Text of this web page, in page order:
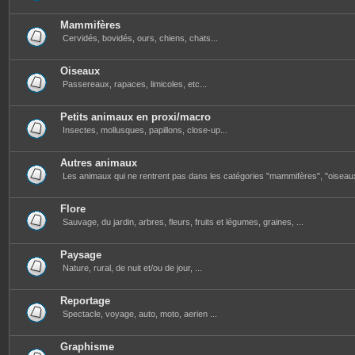
Mammifères
Cervidés, bovidés, ours, chiens, chats...
Oiseaux
Passereaux, rapaces, limicoles, etc...
Petits animaux en proxi/macro
Insectes, mollusques, papillons, close-up...
Autres animaux
Les animaux qui ne rentrent pas dans les catégories "mammifères",
Flore
Sauvage, du jardin, arbres, fleurs, fruits et légumes, graines, ...
Paysage
Nature, rural, de nuit et/ou de jour, ...
Reportage
Spectacle, voyage, auto, moto, aerien ...
Graphisme